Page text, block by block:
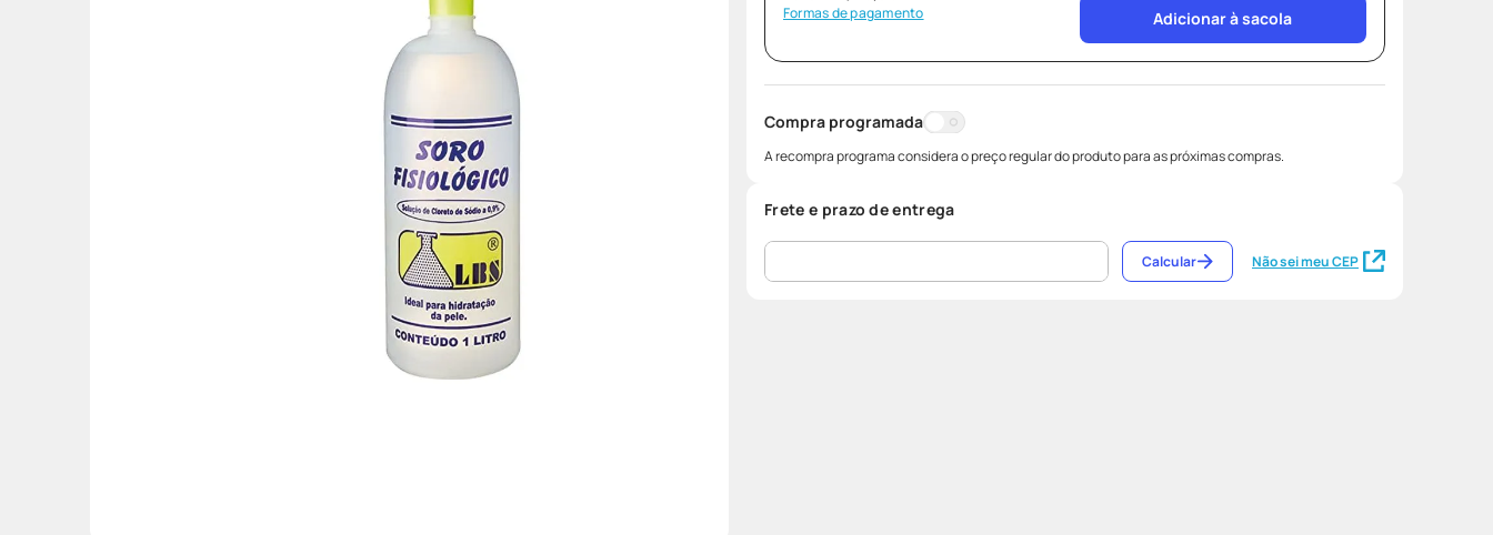
Formas de pagamento Adicionar à sacola
Compra programada
A recompra programa considera o preço regular do produto para as próximas compras.
Frete e prazo de entrega
Não sei meu CEP
Calcular